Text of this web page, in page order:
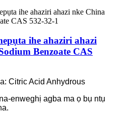
ihe ahaziri ahazi
Benzoate CAS
Citric Acid Anhydrous
enweghị agba ma ọ bụ ntụ